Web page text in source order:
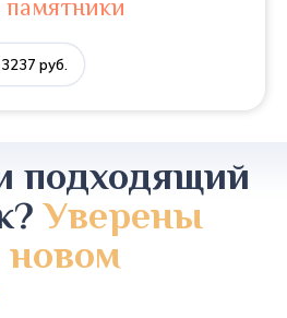
руб.
подходящий
Уверены
новом